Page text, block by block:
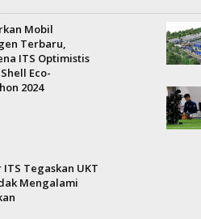
Mobil
Terbaru,
ITS Optimistis
Eco-
2024
ITS Tegaskan UKT
Mengalami